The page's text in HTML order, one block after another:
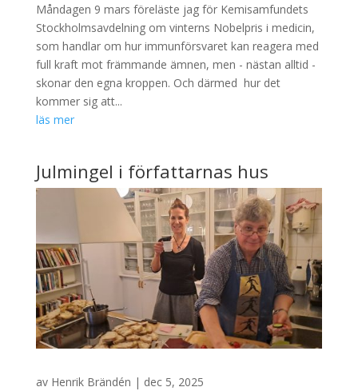
Måndagen 9 mars föreläste jag för Kemisamfundets
Stockholmsavdelning om vinterns Nobelpris i medicin,
som handlar om hur immunförsvaret kan reagera med
full kraft mot främmande ämnen, men - nästan alltid -
skonar den egna kroppen. Och därmed hur det
kommer sig att...
läs mer
Julmingel i författarnas hus
av Henrik Brändén | dec 5, 2025